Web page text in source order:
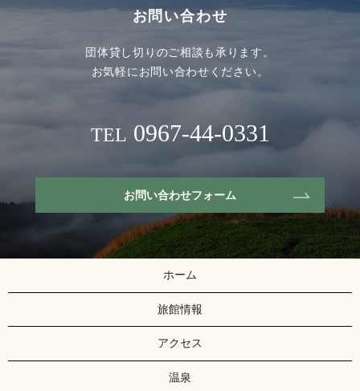
お問い合わせ
団体貸し切りのご相談も承ります。
お気軽にお問い合わせください。
TEL 0967-44-0331
お問い合わせフォーム
ホーム
旅館情報
アクセス
温泉